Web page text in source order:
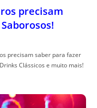
precisam
precisam saber para fazer
Clássicos e muito mais!